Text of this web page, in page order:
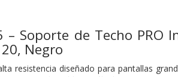
– Soporte de Techo
Negro
resistencia diseñado para pantallas